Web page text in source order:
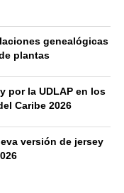
genealógicas
plantas
por la UDLAP en los
Caribe 2026
versión de jersey